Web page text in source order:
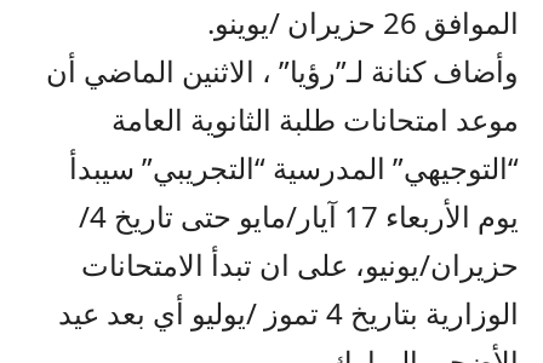
الموافق 26 حزيران /يوينو.
وأضاف كنانة لـ”رؤيا” ، الاثنين الماضي أن
موعد امتحانات طلبة الثانوية العامة
“التوجيهي” المدرسية “التجريبي” سيبدأ
يوم الأربعاء 17 آيار/مايو حتى تاريخ 4/
حزيران/يونيو، على ان تبدأ الامتحانات
الوزارية بتاريخ 4 تموز /يوليو أي بعد عيد